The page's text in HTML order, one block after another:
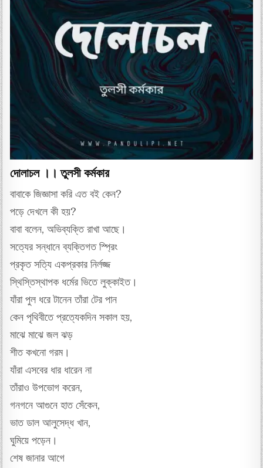
দোলাচল ।। তুলসী কর্মকার
বাবাকে জিজ্ঞাসা করি এত বই কেন?
পড়ে দেখলে কী হয়?
বাবা বলেন, অভিব্যক্তি রাখা আছে।
সত্যের সন্ধানে ব্যক্তিগত স্প্রিং
প্রকৃত সত্যি একপ্রকার নির্লজ্জ
স্থিস্তিস্থাপক ধর্মের ভিতে লুক্কাইত।
যাঁরা পুল ধরে টানেন তাঁরা টের পান
কেন পৃথিবীতে প্রত্যেকদিন সকাল হয়,
মাঝে মাঝে জল ঝড়
শীত কখনো গরম।
যাঁরা এসবের ধার ধারেন না
তাঁরাও উপভোগ করেন,
গনগনে আগুনে হাত সেঁকেন,
ভাত ডাল আলুসেদ্ধ খান,
ঘুমিয়ে পড়েন।
শেষ জানার আগে